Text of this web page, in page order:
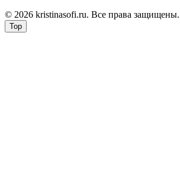
© 2026 kristinasofi.ru. Все права защищены.
Top